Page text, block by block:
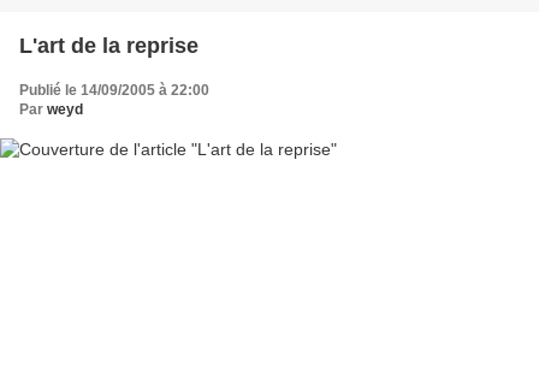
L'art de la reprise
Publié le 14/09/2005 à 22:00
Par weyd